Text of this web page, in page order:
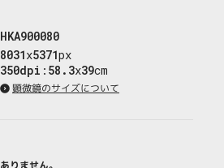
HKA900080
8031x5371px
350dpi : 58.3x39cm
顕微鏡のサイズについて
ありません。